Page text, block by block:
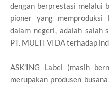
dengan berprestasi melalui
pioner yang memproduksi
dalam negeri, adalah salah
PT. MULTI VIDA terhadap
ASK’ING Label (masih
merupakan produsen